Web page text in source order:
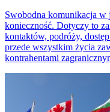
Swobodna komunikacja w
konieczność. Dotyczy to
kontaktów, podróży,
przede wszystkim życia
kontrahentami